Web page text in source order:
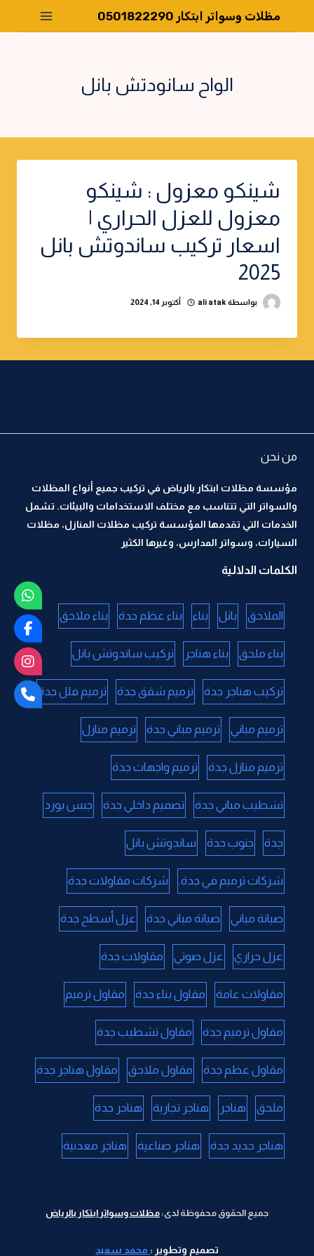
مظلات وسواتر ابتكار 0501822290
الواح سانودتش بانل
شينكو معزول : شينكو
معزول للعزل الحراري |
اسعار تركيب ساندوتش بانل
2025
بواسطة ali atak أكتوبر 14, 2024
من نحن
مؤسسة مظلات ابتكار بالرياض في تركيب جميع أنواع المظلات
والسواتر التي تتناسب مع مختلف الاستخدامات والبيئات. تشمل
الخدمات التي تقدمها المؤسسة تركيب مظلات المنازل، مظلات
السيارات، وسواتر المدارس، وغيرها الكثير
الكلمات الدلالية
الملاحق بانل بناء بناء عظم جدة بناء ملاحق
بناء ملحق بناء هناجر تركيب ساندوتش بانل
تركيب هناجر جدة ترميم شقق جدة ترميم فلل جدة
ترميم مباني ترميم مباني جدة ترميم منازل
ترميم منازل جدة ترميم واجهات جدة
تشطيب مباني جدة تصميم داخلي جدة جبس بورد
جدة جنوب جدة ساندوتش بانل
شركات ترميم في جدة. شركات مقاولات جدة
صيانة مباني صيانة مباني جدة عزل أسطح جدة
عزل حراري عزل صوتي مقاولات جدة
مقاولات عامة مقاول بناء جدة مقاول ترميم
مقاول ترميم جدة مقاول تشطيب جدة
مقاول عظم جدة مقاول ملاحق مقاول هناجر جدة
ملحق هناجر هناجر تجارية هناجر جدة
هناجر حديد جدة هناجر صناعية هناجر معدنية
جميع الحقوق محفوظة لدى: مظلات وسواتر ابتكار بالرياض
تصميم وتطوير : محمد سعيد